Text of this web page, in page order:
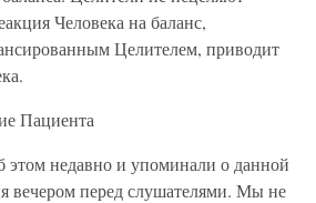
Человека на баланс,
Целителем, приводит
Пациента
недавно и упоминали о данной
вечером перед слушателями. Мы не